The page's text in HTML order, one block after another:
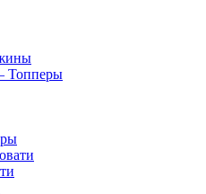
Топперы